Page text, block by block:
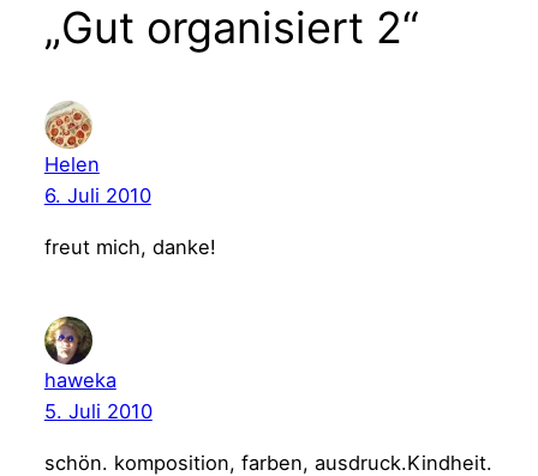
„Gut organisiert 2“
Helen
6. Juli 2010
freut mich, danke!
haweka
5. Juli 2010
schön. komposition, farben, ausdruck.Kindheit.